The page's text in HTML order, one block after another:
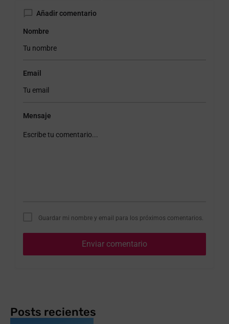
Añadir comentario
Nombre
Email
Mensaje
Guardar mi nombre y email para los próximos comentarios.
Enviar comentario
Posts recientes